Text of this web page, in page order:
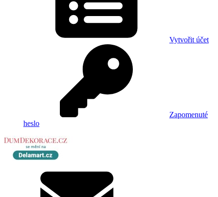
Vytvořit účet
Zapomenuté
heslo